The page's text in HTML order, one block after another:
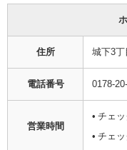
住所 城下3丁
電話番号 0178-
営業時間
• チェ
• チェ